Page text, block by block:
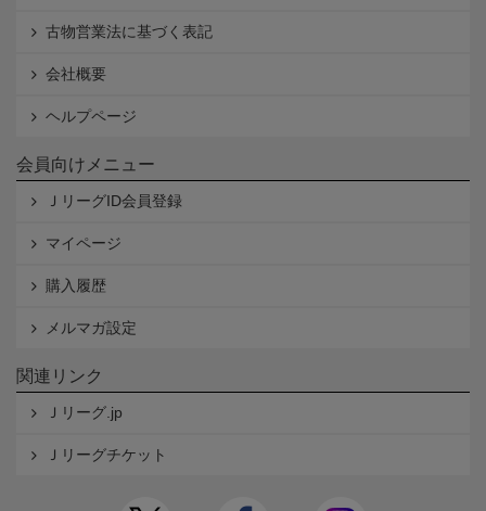
古物営業法に基づく表記
会社概要
ヘルプページ
会員向けメニュー
ＪリーグID会員登録
マイページ
購入履歴
メルマガ設定
関連リンク
Ｊリーグ.jp
Ｊリーグチケット